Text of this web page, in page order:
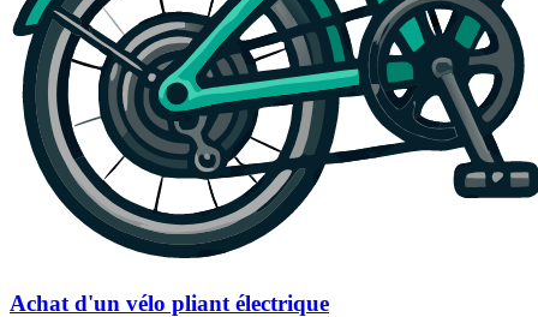
Achat d'un vélo pliant électrique